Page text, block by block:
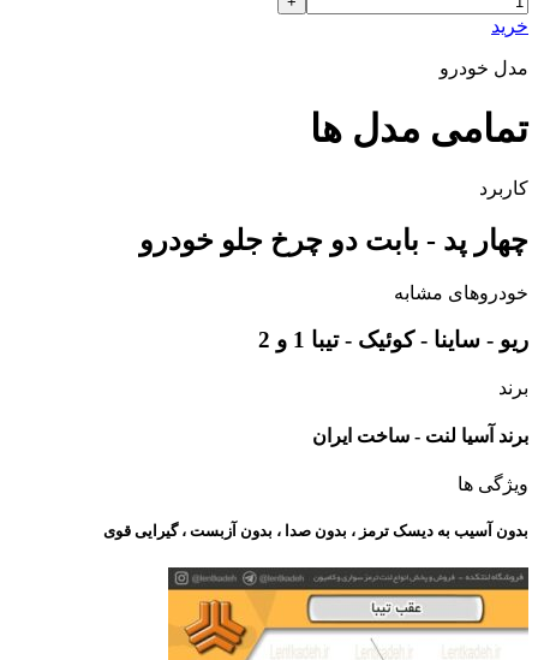
خرید
مدل خودرو
تمامی مدل ها
کاربرد
چهار پد - بابت دو چرخ جلو خودرو
خودروهای مشابه
ریو - ساینا - کوئیک - تیبا 1 و 2
برند
برند آسیا لنت - ساخت ایران
ویژگی ها
بدون آسیب به دیسک ترمز ، بدون صدا ، بدون آزبست ، گیرایی قوی​